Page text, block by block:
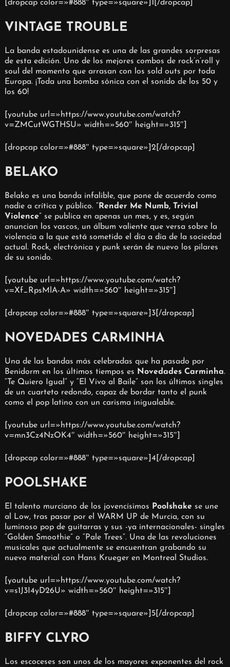
[dropcap color=»#888″ type=»square»]1[/dropcap]
VINTAGE TROUBLE
La banda estadounidense es una de las grandes sorpresas
de esta edición. Uno de los mejores combos de rock’n’roll y
soul del momento que arrasan con los sold outs por toda
Europa. ¡Toda una bomba sónica con el sonido de los 50 y
los 60!
[youtube url=»https://www.youtube.com/watch?
v=ZMCutWGTHSU» width=»560″ height=»315″]
[dropcap color=»#888″ type=»square»]2[/dropcap]
BELAKO
Belako es una banda infalible, que pone de acuerdo como
nadie a crítica y público. “Render Me Numb, Trivial
Violence” se publica en apenas un mes, y es, según
anuncian los vascos, un álbum valiente que versa sobre la
violencia a la que está sometido el día a día de la sociedad
actual. Rock, electrónica y punk serán de nuevo los pilares
de su sonido.
[youtube url=»https://www.youtube.com/watch?
v=Xf_RpsMlA-A» width=»560″ height=»315″]
[dropcap color=»#888″ type=»square»]3[/dropcap]
NOVEDADES CARMINHA
Una de las bandas más celebradas que ha pasado por
Benidorm en los últimos tiempos es Novedades Carminha.
“Te Quiero Igual” y “El Vivo al Baile” son los últimos singles
de un cuarteto redondo, capaz de bordar tanto el punk
como el pop latino con un carisma inigualable.
[youtube url=»https://www.youtube.com/watch?
v=mn3Cz4NzOK4″ width=»560″ height=»315″]
[dropcap color=»#888″ type=»square»]4[/dropcap]
POOLSHAKE
El talento murciano de los jovencísimos Poolshakese une
al Low, tras pasar por el WARM UP de Murcia, con su
luminoso pop de guitarras y sus -ya internacionales- singles
“Golden Smoothie” o “Pale Trees”. Una de las revoluciones
musicales que actualmente se encuentran grabando su
nuevo material con Hans Krueger en Montreal Studios.
[youtube url=»https://www.youtube.com/watch?
v=s1J3I4yD26U» width=»560″ height=»315″]
[dropcap color=»#888″ type=»square»]5[/dropcap]
BIFFY CLYRO
Los escoceses son unos de los mayores exponentes del rock